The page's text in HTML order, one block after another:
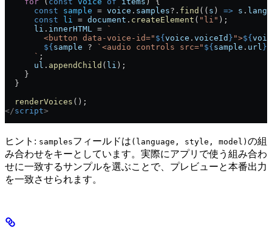
      const
sample = voice . samples?. find (( s ) => s .
      const
li = document . createElement ( "li" );
      li
. innerHTML =
`
        <button data-voice-id="
${voice . voiceId } ">${
        ${
sample ? `<audio controls src=" ${sample . url }
      `
;
      ul
. appendChild ( li );
    }
  }
  renderVoices
();
</script>
ヒント: samplesフィールドは (language, style, model) の組
み合わせをキーとしています。実際にアプリで使う組み合わ
せに一致するサンプルを選ぶことで、プレビューと本番出力
を一致させられます。